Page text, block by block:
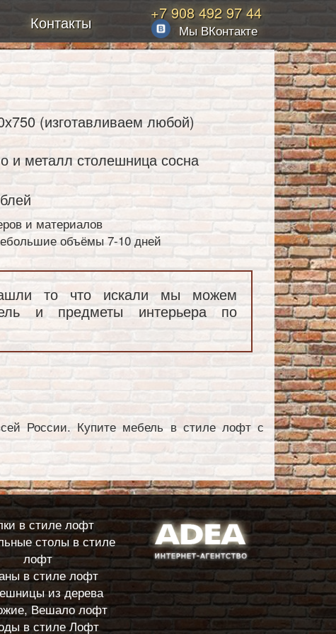
Контакты +7 908 492 97 44
Мы ВКонтакте
(изготавливаем любой)
и металл столешница сосна
и материалов
объёмы 7-10 дней
то что искали мы можем
и предметы интерьера по
России. Купите мебель в стиле лофт с
в стиле лофт
столы в стиле
лофт
в стиле лофт
из дерева
Вешало лофт
в стиле Лофт